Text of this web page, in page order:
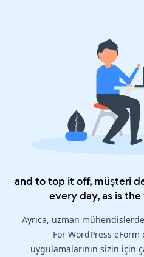
and to top it off, müşteri
every day, as is the
Ayrıca, uzman
For WordPress eForm
uygulamalarının sizin için